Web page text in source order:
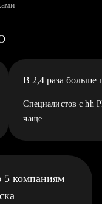
В 2,4 раза больше
Специалистов с hh
чаще
5 компаниям